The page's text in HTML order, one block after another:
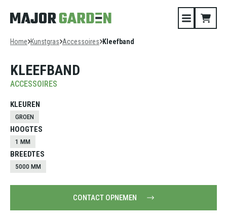
Home Kunstgras Accessoires Kleefband
KLEEFBAND
ACCESSOIRES
KLEUREN
GROEN
HOOGTES
1 MM
BREEDTES
5000 MM
CONTACT OPNEMEN